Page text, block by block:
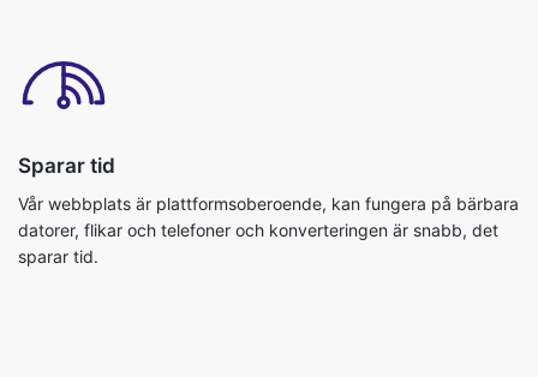
Sparar tid
Vår webbplats är plattformsoberoende, kan fungera på bärbara
datorer, flikar och telefoner och konverteringen är snabb, det
sparar tid.